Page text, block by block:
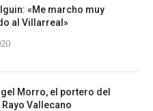
«Me marcho muy
al Villarreal»
Morro, el portero del
Vallecano